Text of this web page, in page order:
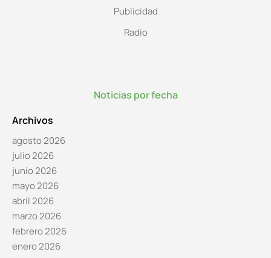
Publicidad
Radio
Noticias por fecha
Archivos
agosto 2026
julio 2026
junio 2026
mayo 2026
abril 2026
marzo 2026
febrero 2026
enero 2026